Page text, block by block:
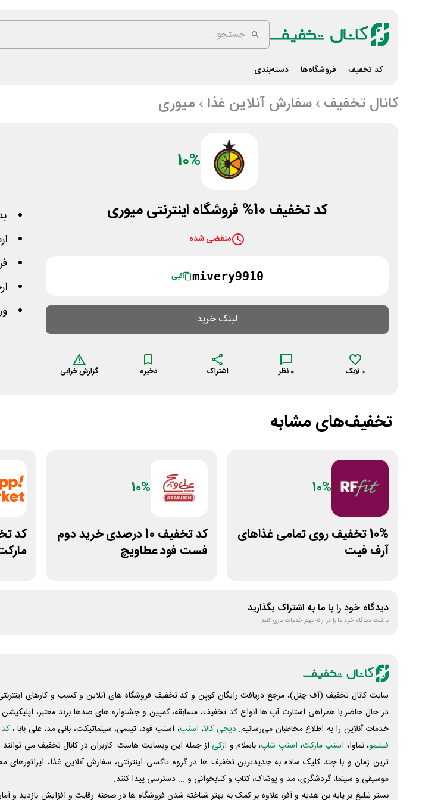
کد تخفیف فروشگاه‌ها دسته‌بندی
کانال تخفیف سفارش آنلاین غذا میوری
10%
کد تخفیف 10% فروشگاه اینترنتی میوری
منقضی شده
mivery9910 کپی
لینک خرید
0 لایک 0 نظر اشتراک ذخیره گزارش خرابی
تخفیف‌های مشابه
10%
10% تخفیف روی تمامی غذاهای
آرف فیت
10%
کد تخفیف 10 درصدی خرید دوم
فست فود عطاویچ
کد
مارکت 70 هزار
دیدگاه خود را با ما به اشتراک بگذارید
با ثبت دیدگاه خود ما را در ارائه بهتر خدمات یاری کنید
سایت کانال تخفیف (آف چنل)، مرجع دریافت رایگان کوپن و کد تخفیف فروشگاه های آنلاین و کسب و‌ کارهای
در حال حاضر با همراهی استارت آپ ها انواع کد تخفیف، مسابقه، کمپین و جشنواره های صدها برند معتبر، اپلیکیشن
خدمات آنلاین را به اطلاع مخاطبان می‌رسانیم. دیجی کالا، اسنپ، اسنپ فود، تپسی، سینماتیکت، بانی مد، علی‌ بابا ،
فیلیمو، نماوا، اسنپ مارکت، اسنپ شاپ، باسلام و ازکی از جمله این وبسایت ‌هاست. کاربران در کانال تخفیف می توانند
ترین زمان و با چند کلیک ساده به جدیدترین تخفیف ها در گروه تاکسی اینترنتی، سفارش آنلاین غذا، اپراتورهای
موسیقی و سینما، گردشگری، مد و پوشاک، کتاب و کتابخوانی و ... دسترسی پیدا کنند.
بستر تبلیغ بر پایه بن هدیه و آفر، علاوه بر کمک به بهتر شناخته شدن فروشگاه ها در صحنه رقابت و افزایش بازدید و